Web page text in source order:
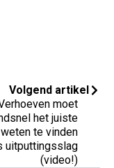
Volgend artikel
moet
het juiste
te vinden
uitputtingsslag
(video!)